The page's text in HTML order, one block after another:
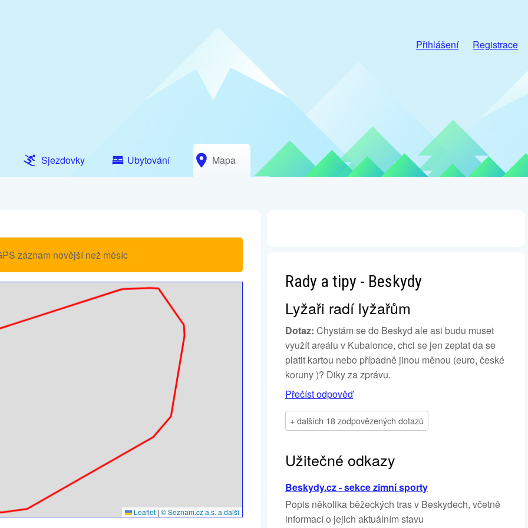
Přihlášení Registrace
Sjezdovky Ubytování Mapa
záznam novější než měsíc
Leaflet | © Seznam.cz a.s. a další
Rady a tipy - Beskydy
Lyžaři radí lyžařům
Dotaz: Chystám se do Beskyd ale asi budu muset
využít areálu v Kubalonce, chci se jen zeptat da se
platit kartou nebo případně jinou měnou (euro, české
koruny )? Diky za zprávu.
Přečíst odpověď
+ dalších 18 zodpovězených dotazů
Užitečné odkazy
Beskydy.cz - sekce zimní sporty
Popis několika běžeckých tras v Beskydech, včetně
informací o jejich aktuálním stavu